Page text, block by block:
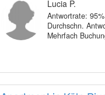
Essen.
Lucia P.
Antwortrate: 95%
Durchschn.
Mehrfach